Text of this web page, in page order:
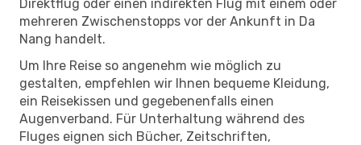
Direktflug oder einen indirekten Flug mit einem oder
mehreren Zwischenstopps vor der Ankunft in Da
Nang handelt.
Um Ihre Reise so angenehm wie möglich zu
gestalten, empfehlen wir Ihnen bequeme Kleidung,
ein Reisekissen und gegebenenfalls einen
Augenverband. Für Unterhaltung während des
Fluges eignen sich Bücher, Zeitschriften,